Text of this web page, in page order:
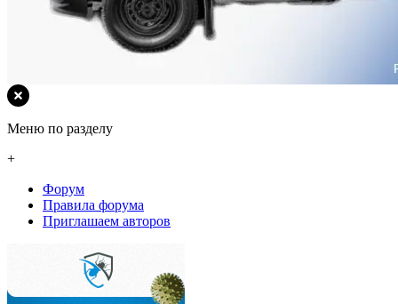
Меню по разделу
+
Форум
Правила форума
Приглашаем авторов